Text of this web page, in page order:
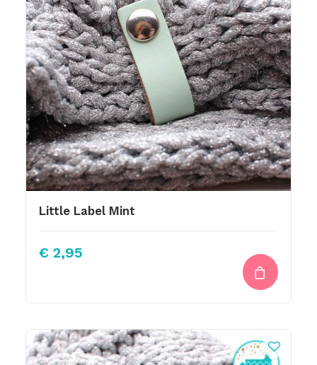
Little Label Mint
€ 2,95